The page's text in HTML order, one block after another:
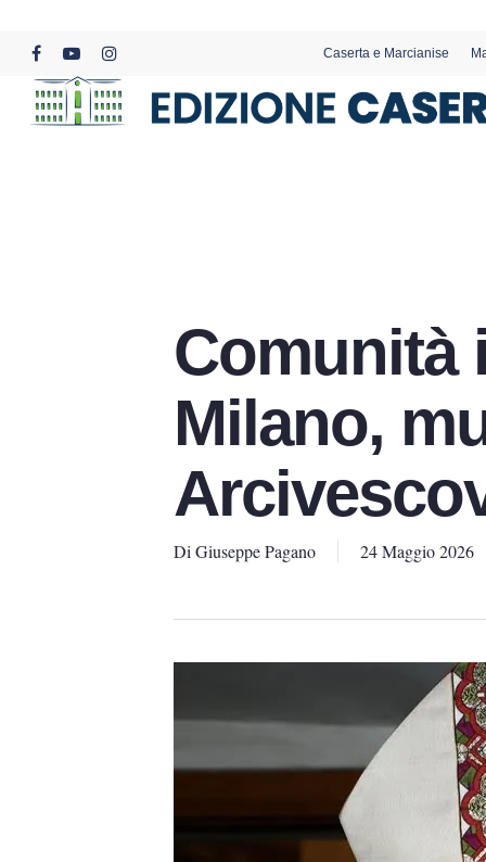
content
facebookyoutubeinstagram
Caserta e Marcianise
Comunità
Milano,
Di Giuseppe Pagano 24 Maggio 2026